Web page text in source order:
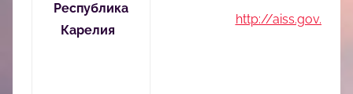
Республика
Карелия
http://aiss.gov.ru/